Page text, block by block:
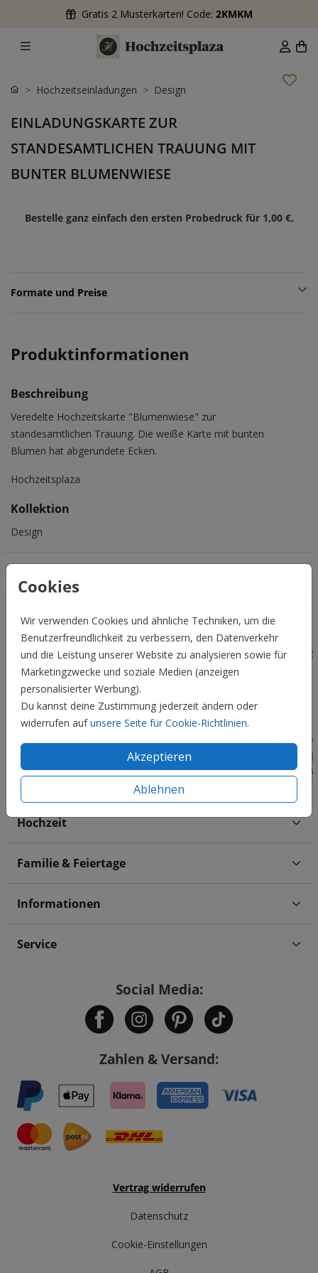
Gratis 2 Musterkarten! Code: 2KMKM
Cookies
Wir verwenden Cookies und ähnliche Techniken, um die
Benutzerfreundlichkeit zu verbessern, den Datenverkehr
und die Leistung unserer Website zu analysieren sowie für
Marketingzwecke und soziale Medien (anzeigen
personalisierter Werbung).
Du kannst deine Zustimmung jederzeit ändern oder
widerrufen aufunsere Seite für Cookie-Richtlinien.
Akzeptieren
Ablehnen
Hochzeitseinladungen Design
EINLADUNGSKARTE ZUR
STANDESAMTLICHEN TRAUUNG MIT
BUNTER BLUMENWIESE
Bestelle ganz einfach den ersten Probedruck für 1,00 €.
Formate und Preise
Produktinformationen
Beschreibung
Veredelte Hochzeitskarte "Blumenwiese" zur
standesamtlichen Trauung. Die weiße Karte mit bunten
Blumen hat abgerundete Ecken.
Hochzeitsplaza
Kollektion
Design
Das könnte Euch auch gefallen
Hochzeit
Familie & Feiertage
Informationen
Service
Social Media:
Zahlen & Versand:
Vertrag widerrufen
Datenschutz
Cookie-Einstellungen